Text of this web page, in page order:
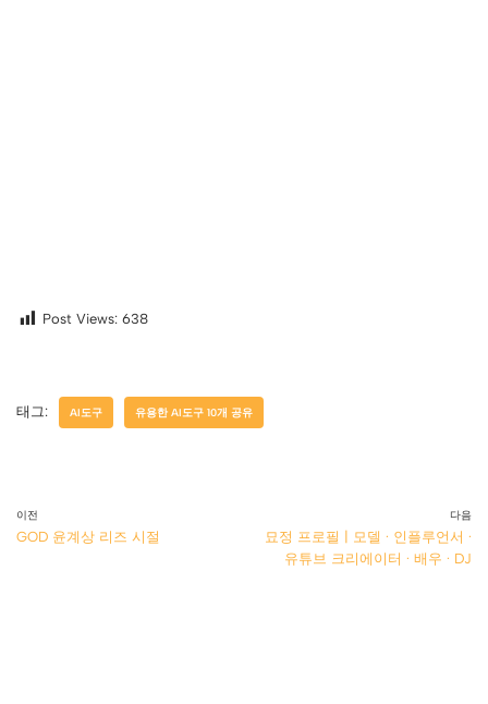
Post Views: 638
태그: AI도구 유용한 AI도구 10개 공유
이전
GOD 윤계상 리즈 시절
다음
묘정 프로필 | 모델 · 인플루언서 ·
유튜브 크리에이터 · 배우 · DJ